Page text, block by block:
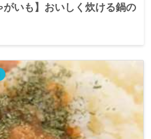
いも】おいしく炊ける鍋の